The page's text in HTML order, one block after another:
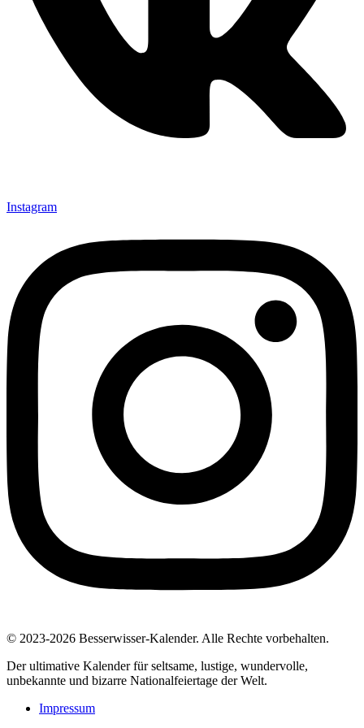
Instagram
© 2023-2026 Besserwisser-Kalender. Alle Rechte vorbehalten.
Der ultimative Kalender für seltsame, lustige, wundervolle,
unbekannte und bizarre Nationalfeiertage der Welt.
Impressum